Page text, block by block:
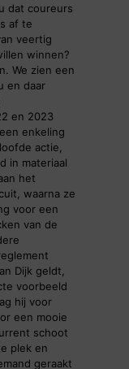
dat coureurs
af te
veertig
winnen?
We zien een
en daar
en 2023
enkeling
actie,
in materiaal
het
waarna ze
voor een
van de
Dijk geldt,
voorbeeld
hij voor
een mooie
schoot
plek en
geraakt